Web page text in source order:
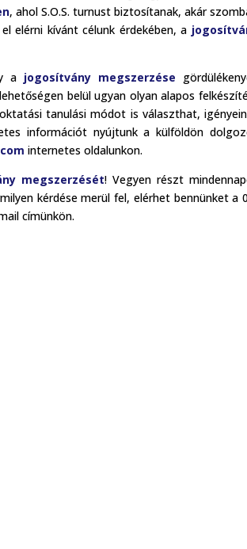
, ahol S.O.S. turnust biztosítanak, akár
elérni kívánt célunk érdekében, a
a jogosítvány megszerzése
belül ugyan olyan alapos
tanulási módot is választhat,
információt nyújtunk a külföldön
internetes oldalunkon.
megszerzését! Vegyen részt
kérdése merül fel, elérhet bennünket a
címünkön.